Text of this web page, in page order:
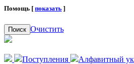
Помощь [ показать ]
Поиск Очистить
Поступления Алфавитный